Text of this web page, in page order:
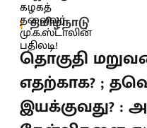
தமிழ்நாடு
தொகுதி
எதற்காக? ;
இயக்குவது? :